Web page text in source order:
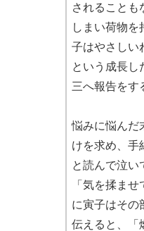
されることも
しまい荷物を
子はやさしい
という成長し
三へ報告をす
悩みに悩ん
けを求め、手
と読んで泣い
「気を揉ま
に寅子はその
伝えると、「